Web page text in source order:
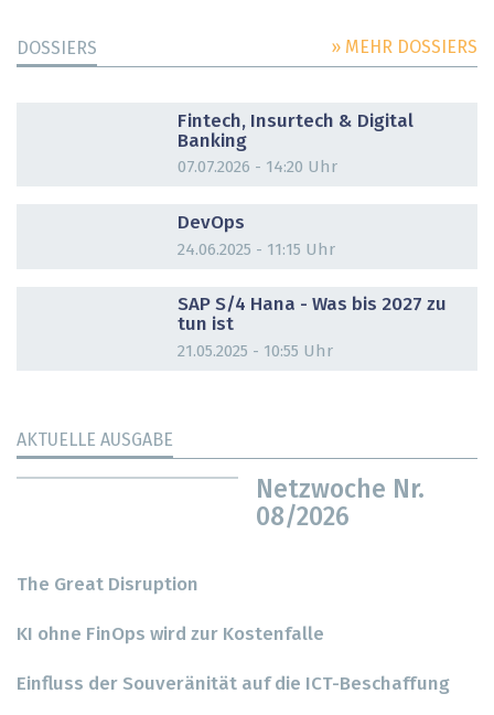
DOSSIERS » MEHR DOSSIERS
Fintech, Insurtech & Digital
Banking
07.07.2026 - 14:20 Uhr
DevOps
24.06.2025 - 11:15 Uhr
SAP S/4 Hana - Was bis 2027 zu
tun ist
21.05.2025 - 10:55 Uhr
AKTUELLE AUSGABE
Netzwoche Nr.
08/2026
The Great Disruption
KI ohne FinOps wird zur Kostenfalle
Einfluss der Souveränität auf die ICT-Beschaffung